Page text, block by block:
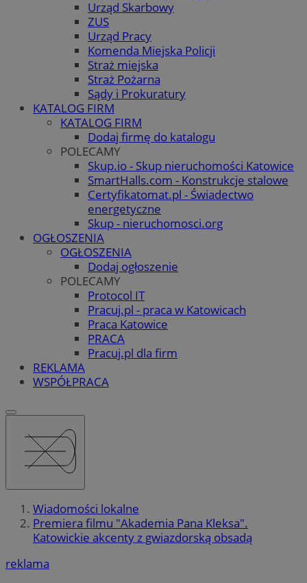
Urząd Skarbowy
ZUS
Urząd Pracy
Komenda Miejska Policji
Straż miejska
Straż Pożarna
Sądy i Prokuratury
KATALOG FIRM
KATALOG FIRM
Dodaj firmę do katalogu
POLECAMY
Skup.io - Skup nieruchomości Katowice
SmartHalls.com - Konstrukcje stalowe
Certyfikatomat.pl - Świadectwo
energetyczne
Skup - nieruchomosci.org
OGŁOSZENIA
OGŁOSZENIA
Dodaj ogłoszenie
POLECAMY
Protocol IT
Pracuj.pl - praca w Katowicach
Praca Katowice
PRACA
Pracuj.pl dla firm
REKLAMA
WSPÓŁPRACA
Wiadomości lokalne
Premiera filmu "Akademia Pana Kleksa".
Katowickie akcenty z gwiazdorską obsadą
reklama